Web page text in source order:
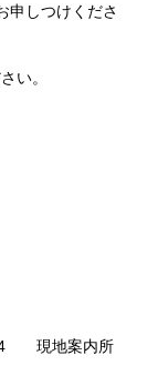
申しつけくださ
い。
現地案内所